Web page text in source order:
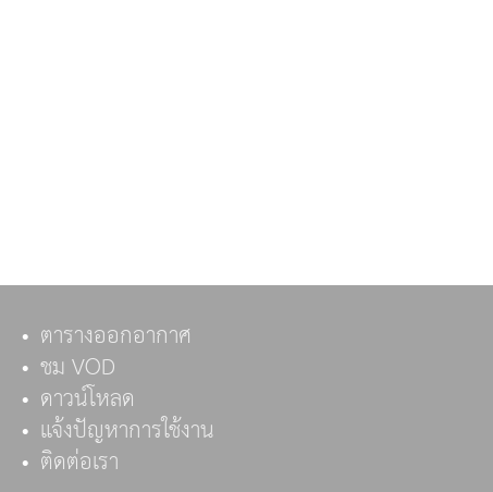
ตารางออกอากาศ
ชม VOD
ดาวน์โหลด
แจ้งปัญหาการใช้งาน
ติดต่อเรา